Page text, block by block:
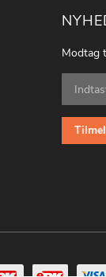
Modtag
Tilmeld
dig
vores